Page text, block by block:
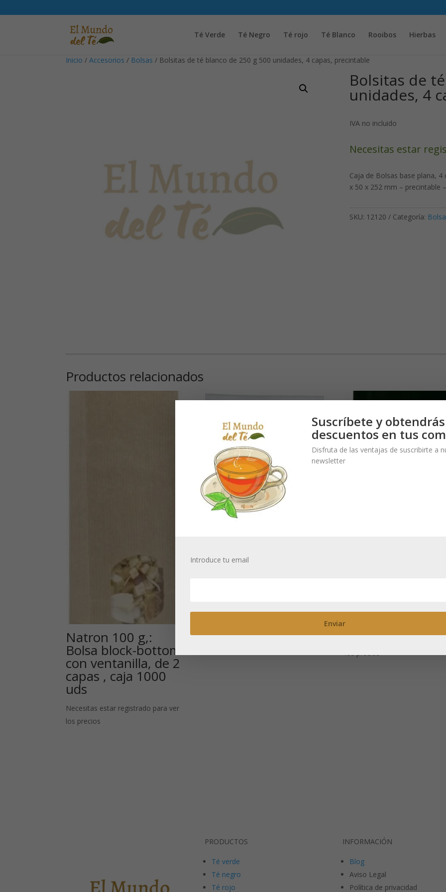
Té Verde Té Negro Té rojo Té Blanco Rooibos Hierbas
Inicio / Accesorios / Bolsas / Bolsitas de té blanco de 250 g 500 unidades, 4 capas, precintable
Bolsitas de
unidades, 4
IVA no incluido
Necesitas estar
Caja de Bolsas base plana, 4
x 50 x 252 mm – precintable
SKU: 12120 Categoría:
Productos relacionados
Natron 100 g,:
Bolsa block-bottom
con ventanilla, de 2
capas , caja 1000
uds
Necesitas estar registrado para ver
los precios
15 cm Weiss: Clip
de cierre blanco,
caja 1000 Uds 15
cm
Necesitas estar registrado para ver
los precios
250 g de
té verde 500
los precios
PRODUCTOS
Té verde
Té negro
Té rojo
INFORMACIÓN
Blog
Aviso Legal
Política de privacidad
Suscríbete y obtendrás
descuentos en tus
Disfruta de las ventajas de suscribirte a
newsletter
Introduce tu email